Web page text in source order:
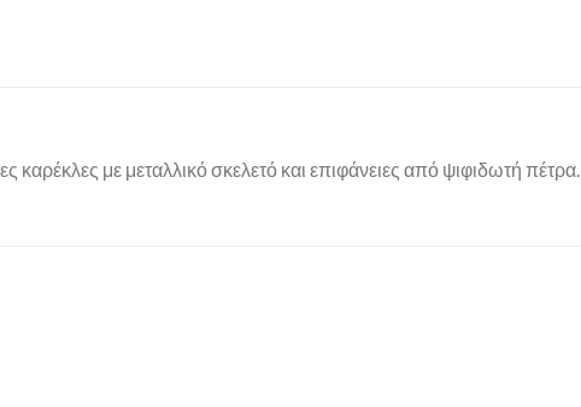
με μεταλλικό σκελετό και επιφάνειες από ψιφιδωτή πέτρα.